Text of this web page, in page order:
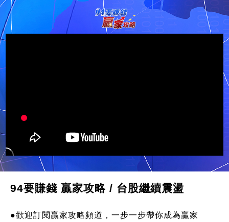
94要賺錢 贏家攻略 / 台股繼續震盪
●歡迎訂閱贏家攻略頻道，一步一步帶你成為贏家